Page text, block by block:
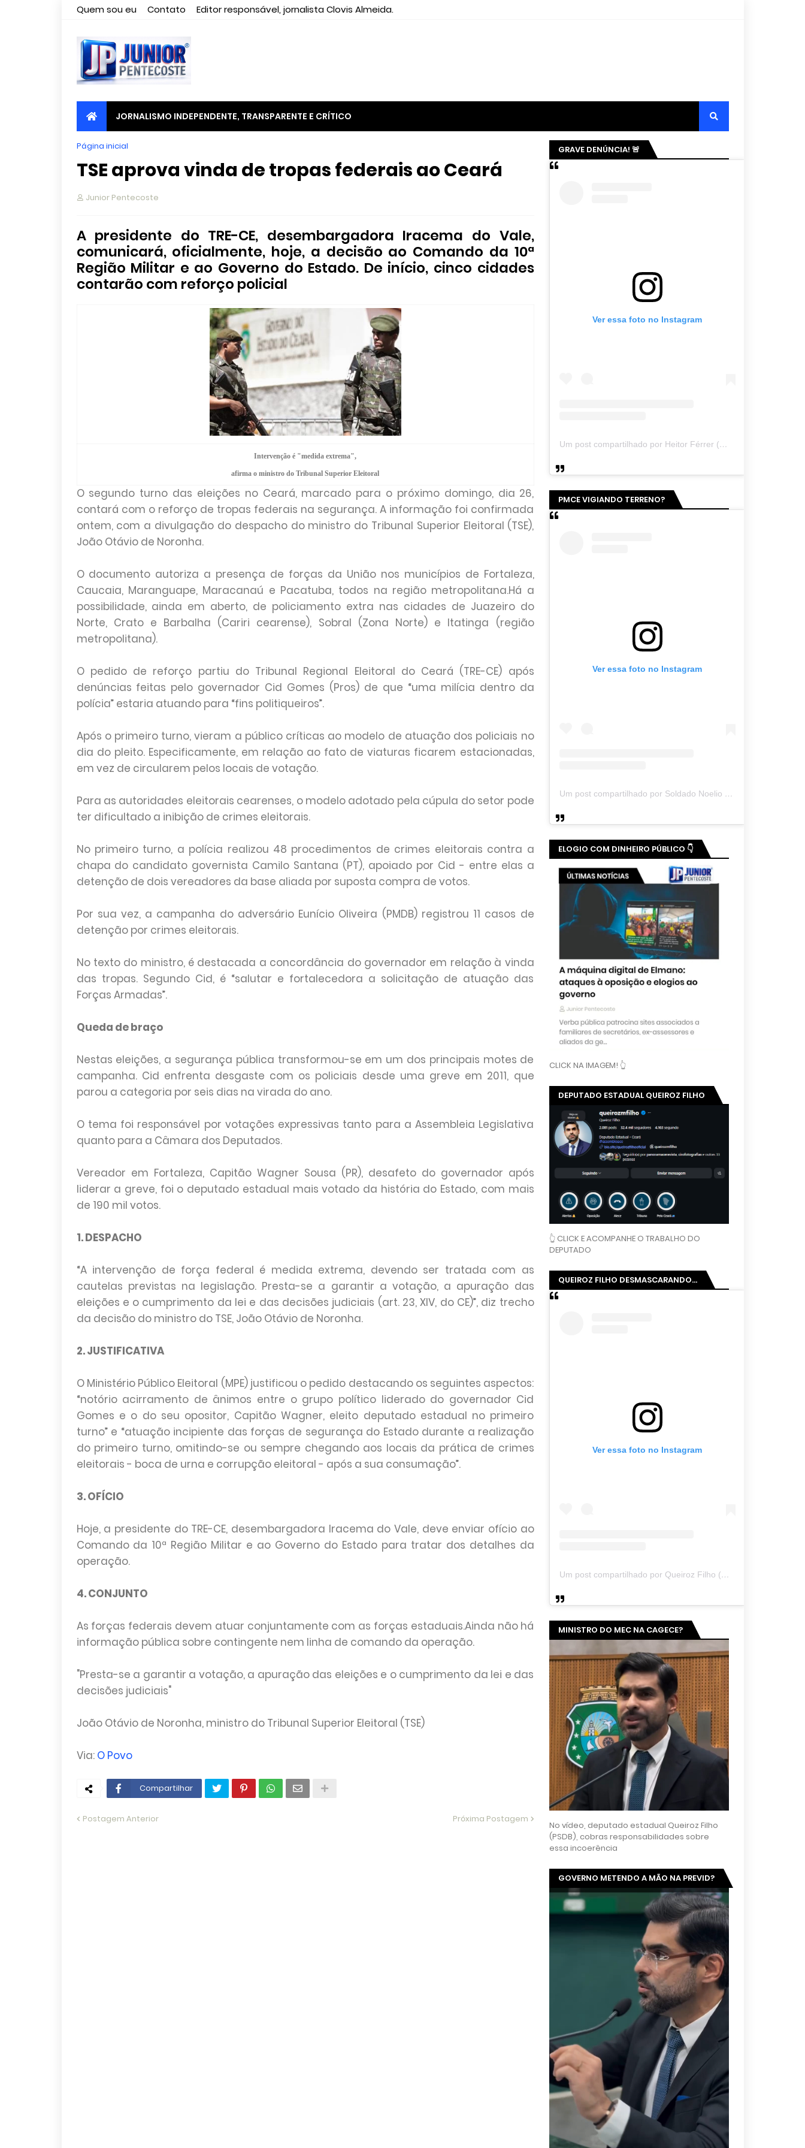
Quem sou eu Contato Editor responsável, jornalista Clovis Almeida.
JORNALISMO INDEPENDENTE, TRANSPARENTE E CRÍTICO
Página inicial
TSE aprova vinda de tropas federais ao Ceará
Junior Pentecoste
A presidente do TRE-CE, desembargadora Iracema do Vale,
comunicará, oficialmente, hoje, a decisão ao Comando da 10ª
Região Militar e ao Governo do Estado. De início, cinco cidades
contarão com reforço policial
Intervenção é "medida extrema",
afirma o ministro do Tribunal Superior Eleitoral
O segundo turno das eleições no Ceará, marcado para o próximo domingo, dia 26,
contará com o reforço de tropas federais na segurança. A informação foi confirmada
ontem, com a divulgação do despacho do ministro do Tribunal Superior Eleitoral (TSE),
João Otávio de Noronha.
O documento autoriza a presença de forças da União nos municípios de Fortaleza,
Caucaia, Maranguape, Maracanaú e Pacatuba, todos na região metropolitana.Há a
possibilidade, ainda em aberto, de policiamento extra nas cidades de Juazeiro do
Norte, Crato e Barbalha (Cariri cearense), Sobral (Zona Norte) e Itatinga (região
metropolitana).
O pedido de reforço partiu do Tribunal Regional Eleitoral do Ceará (TRE-CE) após
denúncias feitas pelo governador Cid Gomes (Pros) de que “uma milícia dentro da
polícia” estaria atuando para “fins politiqueiros”.
Após o primeiro turno, vieram a público críticas ao modelo de atuação dos policiais no
dia do pleito. Especificamente, em relação ao fato de viaturas ficarem estacionadas,
em vez de circularem pelos locais de votação.
Para as autoridades eleitorais cearenses, o modelo adotado pela cúpula do setor pode
ter dificultado a inibição de crimes eleitorais.
No primeiro turno, a polícia realizou 48 procedimentos de crimes eleitorais contra a
chapa do candidato governista Camilo Santana (PT), apoiado por Cid - entre elas a
detenção de dois vereadores da base aliada por suposta compra de votos.
Por sua vez, a campanha do adversário Eunício Oliveira (PMDB) registrou 11 casos de
detenção por crimes eleitorais.
No texto do ministro, é destacada a concordância do governador em relação à vinda
das tropas. Segundo Cid, é “salutar e fortalecedora a solicitação de atuação das
Forças Armadas”.
Queda de braço
Nestas eleições, a segurança pública transformou-se em um dos principais motes de
campanha. Cid enfrenta desgaste com os policiais desde uma greve em 2011, que
parou a categoria por seis dias na virada do ano.
O tema foi responsável por votações expressivas tanto para a Assembleia Legislativa
quanto para a Câmara dos Deputados.
Vereador em Fortaleza, Capitão Wagner Sousa (PR), desafeto do governador após
liderar a greve, foi o deputado estadual mais votado da história do Estado, com mais
de 190 mil votos.
1. DESPACHO
“A intervenção de força federal é medida extrema, devendo ser tratada com as
cautelas previstas na legislação. Presta-se a garantir a votação, a apuração das
eleições e o cumprimento da lei e das decisões judiciais (art. 23, XIV, do CE)”, diz trecho
da decisão do ministro do TSE, João Otávio de Noronha.
2. JUSTIFICATIVA
O Ministério Público Eleitoral (MPE) justificou o pedido destacando os seguintes aspectos:
“notório acirramento de ânimos entre o grupo político liderado do governador Cid
Gomes e o do seu opositor, Capitão Wagner, eleito deputado estadual no primeiro
turno” e “atuação incipiente das forças de segurança do Estado durante a realização
do primeiro turno, omitindo-se ou sempre chegando aos locais da prática de crimes
eleitorais - boca de urna e corrupção eleitoral - após a sua consumação”.
3. OFÍCIO
Hoje, a presidente do TRE-CE, desembargadora Iracema do Vale, deve enviar ofício ao
Comando da 10ª Região Militar e ao Governo do Estado para tratar dos detalhes da
operação.
4. CONJUNTO
As forças federais devem atuar conjuntamente com as forças estaduais.Ainda não há
informação pública sobre contingente nem linha de comando da operação.
"Presta-se a garantir a votação, a apuração das eleições e o cumprimento da lei e das
decisões judiciais"
João Otávio de Noronha, ministro do Tribunal Superior Eleitoral (TSE)
Via: O Povo
Compartilhar
Postagem Anterior Próxima Postagem
GRAVE DENÚNCIA! 🚨
Ver essa foto no Instagram
Um post compartilhado por Heitor Férrer (@heitor_ferrer77)
PMCE VIGIANDO TERRENO?
Ver essa foto no Instagram
Um post compartilhado por Soldado Noelio (@soldadonoelio)
ELOGIO COM DINHEIRO PÚBLICO 👇
CLICK NA IMAGEM! 👆
DEPUTADO ESTADUAL QUEIROZ FILHO
👆 CLICK E ACOMPANHE O TRABALHO DO
DEPUTADO
QUEIROZ FILHO DESMASCARANDO...
Ver essa foto no Instagram
Um post compartilhado por Queiroz Filho (@queirozmfilho)
MINISTRO DO MEC NA CAGECE?
No vídeo, deputado estadual Queiroz Filho
(PSDB), cobras responsabilidades sobre
essa incoerência
GOVERNO METENDO A MÃO NA PREVID?